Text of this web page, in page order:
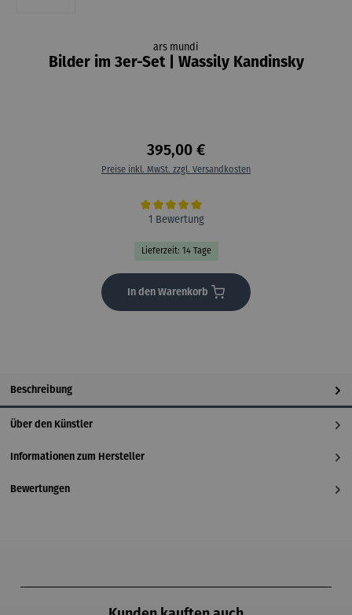
ars mundi
Bilder im 3er-Set | Wassily Kandinsky
395,00 €
Preise inkl. MwSt. zzgl. Versandkosten
Durchschnittliche Bewertung von 5 von 5 Sternen
1 Bewertung
Lieferzeit: 14 Tage
In den Warenkorb
Beschreibung
Über den Künstler
Informationen zum Hersteller
Bewertungen